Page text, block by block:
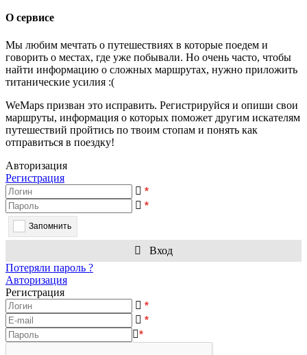
О сервисе
Мы любим мечтать о путешествиях в которые поедем и
говорить о местах, где уже побывали. Но очень часто, чтобы
найти информацию о сложных маршрутах, нужно приложить
титанические усилия :(
WeMaps призван это исправить. Регистрируйся и опиши свои
маршруты, информация о которых поможет другим искателям
путешествий пройтись по твоим стопам и понять как
отправиться в поездку!
Авторизация
Регистрация
*
*
Запомнить
Вход
Потеряли пароль ?
Авторизация
Регистрация
*
*
*